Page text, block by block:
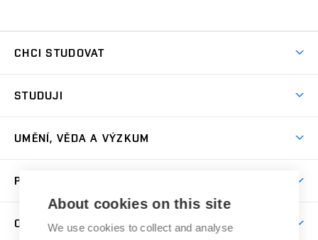
CHCI STUDOVAT
Přijímačky
Dny otevřených dveří
Přípravné kurzy
Studium bez bariér
Katedra teorií a dějin umění
STUDUJI
Časový plán studia
Studijní předpisy a formuláře
Studium a stáže v zahraničí
UMĚNÍ, VĚDA A VÝZKUM
Publikační činnost
PRO VEŘEJNOST
Letní školy a semestrální kurzy
Nakladatelská a vydavatelská činnost
O FAKULTĚ
About cookies on this site
We use cookies to collect and analyse